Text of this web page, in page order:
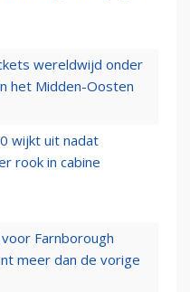
wereldwijd onder
het Midden-Oosten
wijkt uit nadat
rook in cabine
Farnborough
meer dan de vorige